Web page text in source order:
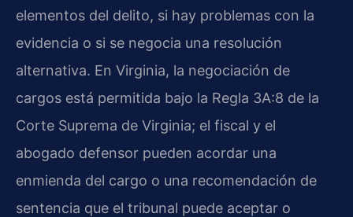
elementos del delito, si hay problemas con la
evidencia o si se negocia una resolución
alternativa. En Virginia, la negociación de
cargos está permitida bajo la Regla 3A:8 de la
Corte Suprema de Virginia; el fiscal y el
abogado defensor pueden acordar una
enmienda del cargo o una recomendación de
sentencia que el tribunal puede aceptar o